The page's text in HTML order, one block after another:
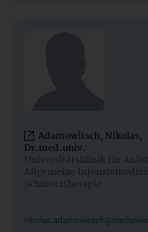
Adamowitsch, Nikolas,
Dr.med.univ.
Universitätsklinik für
Allgemeine
Schmerztherapie